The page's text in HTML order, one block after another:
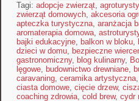
Tagi: adopcje zwierząt,
zwierząt domowych, akcesoria
apteczka turystyczna, aranżacja
aromaterapia domowa,
bajki edukacyjne, balkon w bloku,
dzieci w domu, bezpieczne
gastronomiczny, blog kulinarny,
lęgowe, budownictwo drewniane,
caravaning, ceramika artystyczna,
ciasta domowe, cięcie drzew,
coaching zdrowia, cold brew, cydr